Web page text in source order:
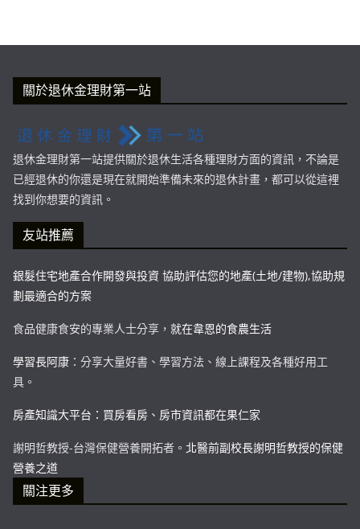
關於退休金理財第一站
退休金理財第一站提供關於退休生活各種理財方面的資訊，不論是
已經退休的你還是現在就開始準備未來的退休計畫，都可以從這裡
找到你想要的資訊。
友站推薦
銀髮住宅地產合作開發與投資 協助評估您的地產(土地/建物),協助規
劃最適合的方案
食品健康食安的專業人士分享， 就在韋恩的食農生活
學習長阿康 ：分享大量好書、學習方法、線上課程及各種好用工
具。
房產知識大平台：買房看房、房市資訊都在果仁家
謝明哲教授-台灣保健營養開拓者。 北醫前副校長謝明哲教授的保健
營養之道
關注更多